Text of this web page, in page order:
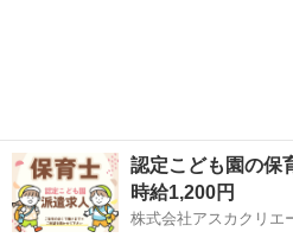
認定こども園の保
時給1,200円
株式会社アスカクリエ